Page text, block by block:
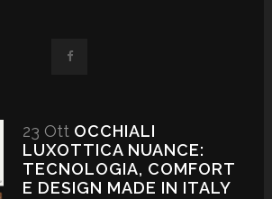
23 Ott OCCHIALI
LUXOTTICA NUANCE:
TECNOLOGIA, COMFORT
E DESIGN MADE IN ITALY